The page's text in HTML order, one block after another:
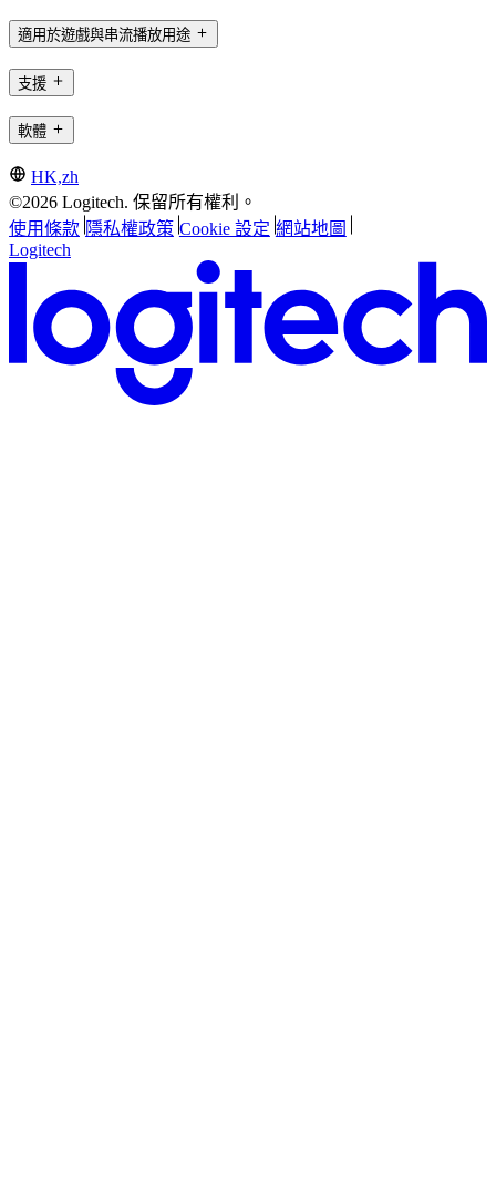
適用於遊戲與串流播放用途
支援
軟體
HK,zh
©2026 Logitech. 保留所有權利。
使用條款 隱私權政策 Cookie 設定 網站地圖
Logitech